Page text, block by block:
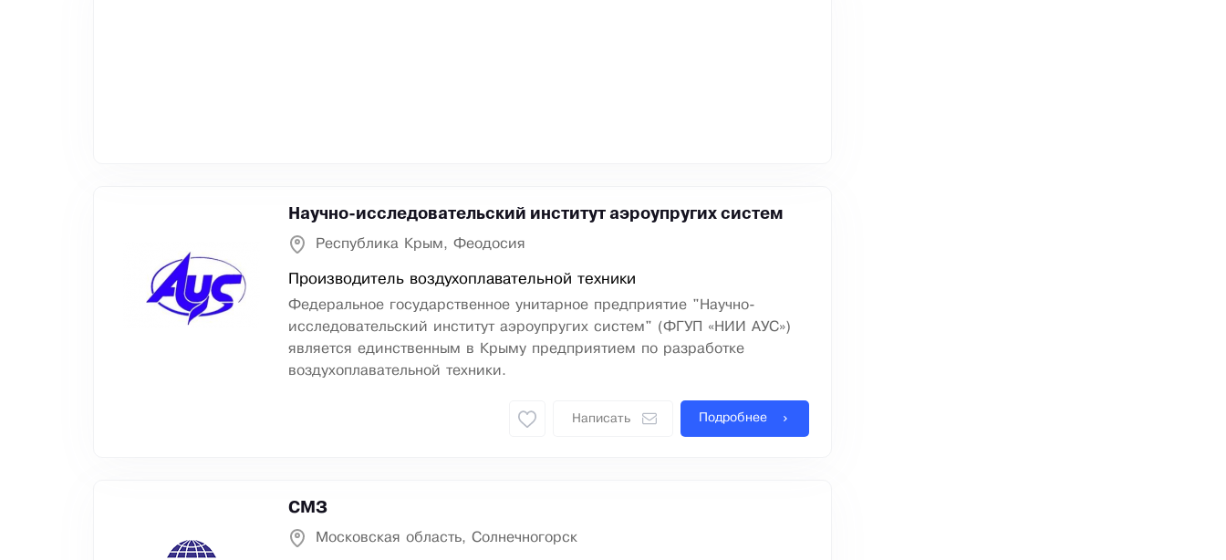
Научно-исследовательский институт аэроупругих систем
Республика Крым, Феодосия
Производитель воздухоплавательной техники
Федеральное государственное унитарное предприятие "Научно-
исследовательский институт аэроупругих систем" (ФГУП «НИИ АУС»)
является единственным в Крыму предприятием по разработке
воздухоплавательной техники.
Написать Подробнее
СМЗ
Московская область, Солнечногорск